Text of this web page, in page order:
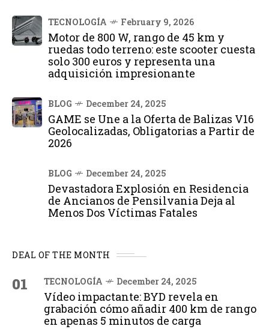
TECNOLOGÍA February 9, 2026
Motor de 800 W, rango de 45 km y
ruedas todo terreno: este scooter cuesta
solo 300 euros y representa una
adquisición impresionante
BLOG December 24, 2025
GAME se Une a la Oferta de Balizas V16
Geolocalizadas, Obligatorias a Partir de
2026
BLOG December 24, 2025
Devastadora Explosión en Residencia
de Ancianos de Pensilvania Deja al
Menos Dos Víctimas Fatales
DEAL OF THE MONTH
01 TECNOLOGÍA December 24, 2025
Vídeo impactante: BYD revela en
grabación cómo añadir 400 km de rango
en apenas 5 minutos de carga